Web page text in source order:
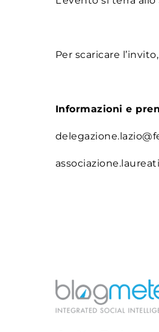
Per scaricare
Informazioni e